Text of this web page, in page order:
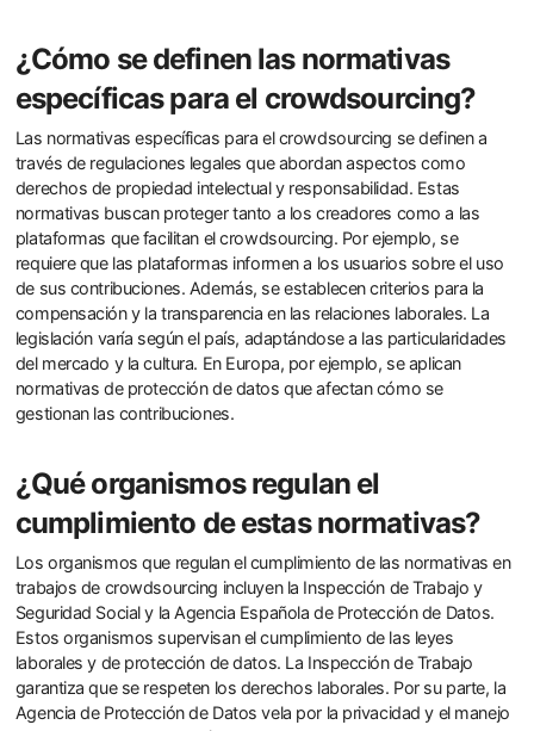
¿Cómo se definen las normativas
específicas para el crowdsourcing?
Las normativas específicas para el crowdsourcing se definen a
través de regulaciones legales que abordan aspectos como
derechos de propiedad intelectual y responsabilidad. Estas
normativas buscan proteger tanto a los creadores como a las
plataformas que facilitan el crowdsourcing. Por ejemplo, se
requiere que las plataformas informen a los usuarios sobre el uso
de sus contribuciones. Además, se establecen criterios para la
compensación y la transparencia en las relaciones laborales. La
legislación varía según el país, adaptándose a las particularidades
del mercado y la cultura. En Europa, por ejemplo, se aplican
normativas de protección de datos que afectan cómo se
gestionan las contribuciones.
¿Qué organismos regulan el
cumplimiento de estas normativas?
Los organismos que regulan el cumplimiento de las normativas en
trabajos de crowdsourcing incluyen la Inspección de Trabajo y
Seguridad Social y la Agencia Española de Protección de Datos.
Estos organismos supervisan el cumplimiento de las leyes
laborales y de protección de datos. La Inspección de Trabajo
garantiza que se respeten los derechos laborales. Por su parte, la
Agencia de Protección de Datos vela por la privacidad y el manejo